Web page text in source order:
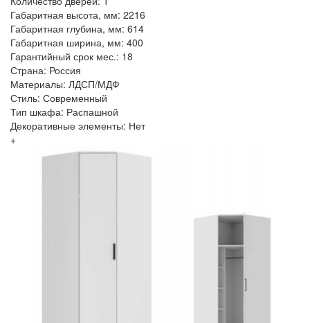
Габаритная высота, мм: 2216
Габаритная глубина, мм: 614
Габаритная ширина, мм: 400
Гарантийный срок мес.: 18
Страна: Россия
Материалы: ЛДСП/МДФ
Стиль: Современный
Тип шкафа: Распашной
Декоративные элементы: Нет
+